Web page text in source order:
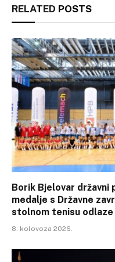
RELATED POSTS
Borik Bjelovar državni
medalje s Državne
stolnom tenisu odlaze
8. kolovoza 2026.